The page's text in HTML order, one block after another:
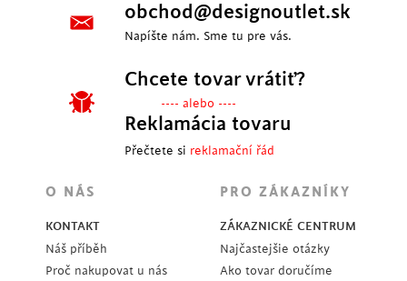
obchod@designoutlet.sk
Napíšte nám. Sme tu pre vás.
Chcete tovar vrátiť?
---- alebo ----
Reklamácia tovaru
Přečtete si reklamační řád
O NÁS
KONTAKT
Náš příběh
Proč nakupovat u nás
PRO ZÁKAZNÍKY
ZÁKAZNICKÉ CENTRUM
Najčastejšie otázky
Ako tovar doručíme